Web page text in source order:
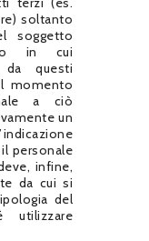
soltanto
soggetto
in cui
questi
momento
a ciò
un
personale
infine,
da cui si
del
utilizzare